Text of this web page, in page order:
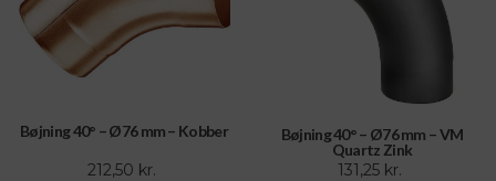
Bøjning 40° – Ø76 mm – Kobber
212,50 kr.
Bøjning 40° – Ø76 mm – VM
Quartz Zink
131,25 kr.